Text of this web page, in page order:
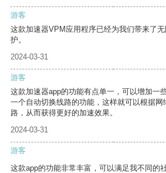
游客
这款加速器VPM应用程序已经为我们带来了
护。
2024-03-31
游客
这款加速器app的功能有点单一，可以增加一
一个自动切换线路的功能，这样就可以根据
路，从而获得更好的加速效果。
2024-03-31
游客
这款app的功能非常丰富，可以满足我不同的